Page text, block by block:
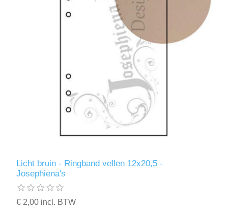
Licht bruin - Ringband vellen 12x20,5 -
Josephiena's
€ 2,00 incl. BTW